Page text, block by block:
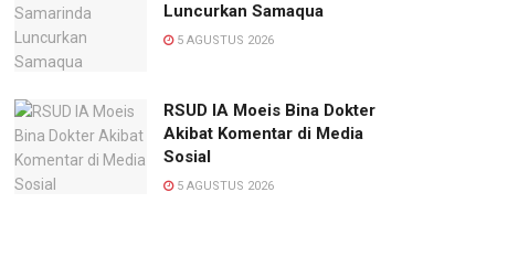
Luncurkan Samaqua
5 AGUSTUS 2026
RSUD IA Moeis Bina Dokter
Akibat Komentar di Media
Sosial
5 AGUSTUS 2026